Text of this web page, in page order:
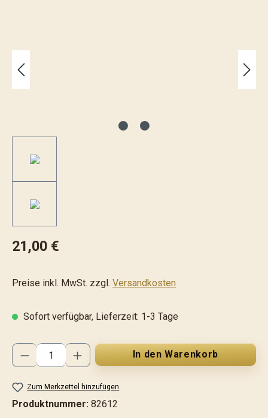
21,00 €
Preise inkl. MwSt. zzgl. Versandkosten
Sofort verfügbar, Lieferzeit: 1-3 Tage
Produkt Anzahl: Gib den gewünschten Wert
In den Warenkorb
Zum Merkzettel hinzufügen
Produktnummer: 82612